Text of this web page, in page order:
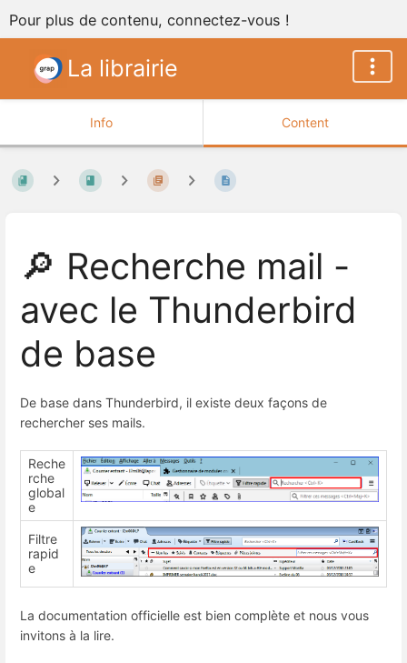
Pour plus de contenu, connectez-vous !
La librairie
Info Content
🔎 Recherche mail -
avec le Thunderbird
de base
De base dans Thunderbird, il existe deux façons de
rechercher ses mails.
Reche
rche
global
e
Filtre
rapid
e
La documentation officielle est bien complète et nous vous
invitons à la lire.